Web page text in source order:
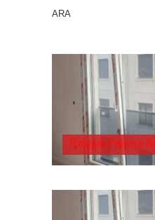
ARA
Pimapen Pencere